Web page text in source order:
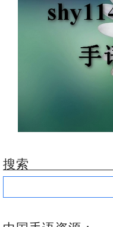
搜索
Search